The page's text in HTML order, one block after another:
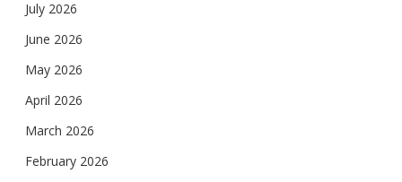
July 2026
June 2026
May 2026
April 2026
March 2026
February 2026